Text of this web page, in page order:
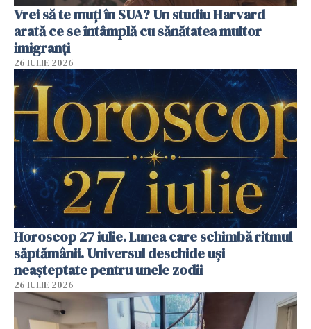
Vrei să te muți în SUA? Un studiu Harvard
arată ce se întâmplă cu sănătatea multor
imigranți
26 IULIE 2026
Horoscop 27 iulie. Lunea care schimbă ritmul
săptămânii. Universul deschide uși
neașteptate pentru unele zodii
26 IULIE 2026